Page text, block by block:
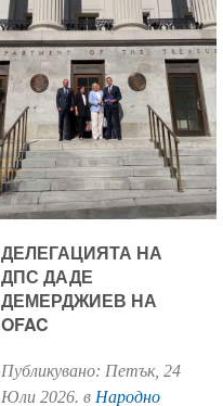
ДЕЛЕГАЦИЯТА НА
ДПС ДАДЕ
ДЕМЕРДЖИЕВ НА
OFAC
Публикувано: Петък, 24
Юли 2026. в Народно